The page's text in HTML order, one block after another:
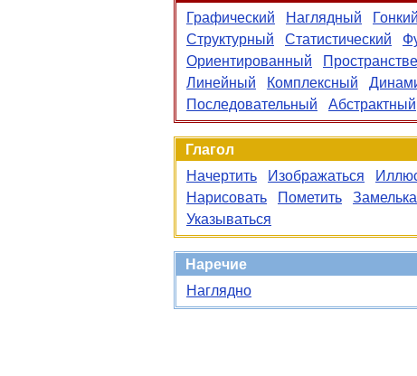
Графический
Наглядный Гонкий
Структурный
Статистический
Ориентированный
Линейный
Комплексный
Последовательный
Абстрактный
Глагол
Начертить
Изображаться
Нарисовать
Пометить
Указываться
Наречие
Наглядно